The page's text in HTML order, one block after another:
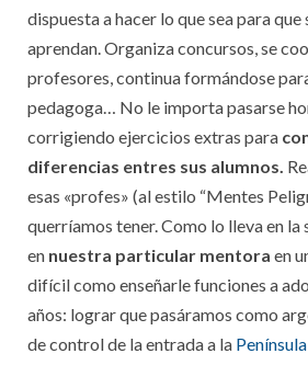
dispuesta a hacer lo que sea para que
aprendan. Organiza concursos, se
profesores, continua formándose
pedagoga… No le importa pasarse
corrigiendo ejercicios extras para
diferencias entres sus alumnos.
esas «profes» (al estilo “Mentes
querríamos tener. Como lo lleva en la
en nuestra particular mentora en
difícil como enseñarle funciones a
años: lograr que pasáramos como
de control de la entrada a la